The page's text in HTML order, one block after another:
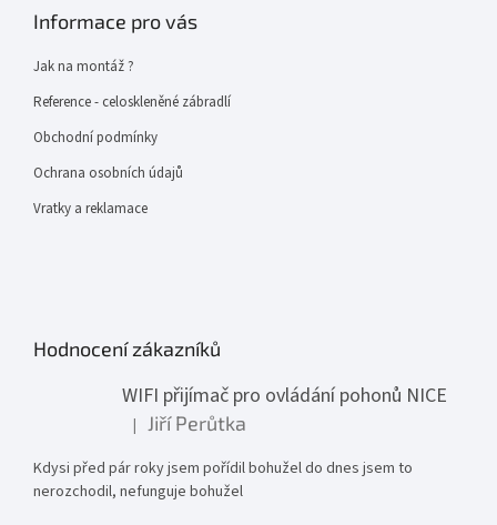
Informace pro vás
Jak na montáž ?
Reference - celoskleněné zábradlí
Obchodní podmínky
Ochrana osobních údajů
Vratky a reklamace
Hodnocení zákazníků
WIFI přijímač pro ovládání pohonů NICE
Hodnocení produktu je 1 z 5 hvězdiček.
| Jiří Perůtka
Kdysi před pár roky jsem pořídil bohužel do dnes jsem to
nerozchodil, nefunguje bohužel